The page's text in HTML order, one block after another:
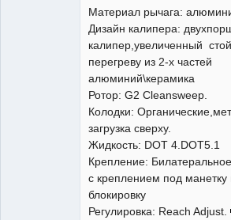
Материал рычага:
Дизайн калипера:
калипер,увеличенный
перегреву из 2-х частей
алюминий\керамика
Ротор: G2 Cleansweep.
Колодки:
загрузка сверху.
Жидкость: DOT 4.DOT5.1
Крепление:
с креплением под манетку
блокировку
Регулировка: Reach Adjust.